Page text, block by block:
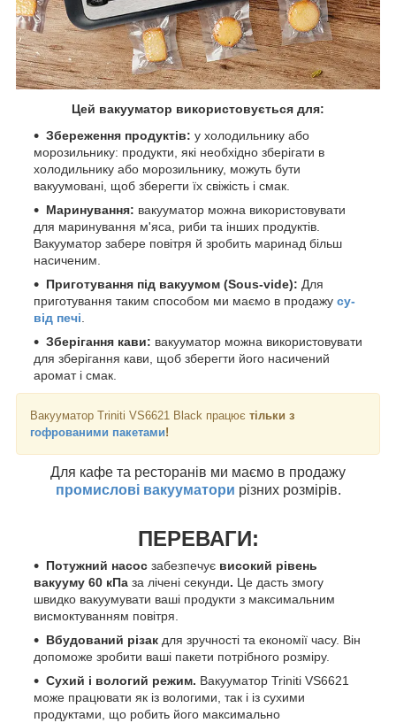
Цей вакууматор використовується для:
Збереження продуктів: у холодильнику або
морозильнику: продукти, які необхідно зберігати в
холодильнику або морозильнику, можуть бути
вакуумовані, щоб зберегти їх свіжість і смак.
Маринування: вакууматор можна використовувати
для маринування м'яса, риби та інших продуктів.
Вакууматор забере повітря й зробить маринад більш
насиченим.
Приготування під вакуумом (Sous-vide): Для
приготування таким способом ми маємо в продажу су-
від печі
Зберігання кави: вакууматор можна використовувати
для зберігання кави, щоб зберегти його насичений
аромат і смак.
Вакууматор Triniti VS6621 Black працює тільки з
гофрованими пакетами!
Для кафе та ресторанів ми маємо в продажу
промислові вакууматори різних розмірів.
ПЕРЕВАГИ:
Потужний насос забезпечує високий рівень
вакууму 60 кПа за лічені секунди. Це дасть змогу
швидко вакуумувати ваші продукти з максимальним
висмоктуванням повітря.
Вбудований різак для зручності та економії часу. Він
допоможе зробити ваші пакети потрібного розміру.
Сухий і вологий режим. Вакууматор Triniti VS6621
може працювати як із вологими, так і із сухими
продуктами, що робить його максимально